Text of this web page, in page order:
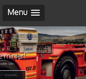
Menu
minier!
site.
En savoir plus...